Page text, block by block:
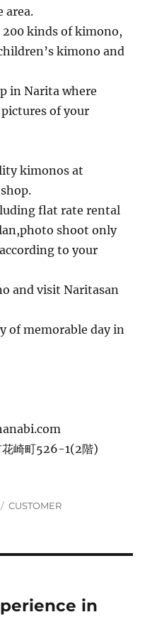
area.
200 kinds of kimono,
kimono and
in Narita where
of your
kimonos at
flat rate rental
shoot only
to your
and visit Naritasan
of memorable day in
崎町526-1(2階)
カ
CUSTOMER
in